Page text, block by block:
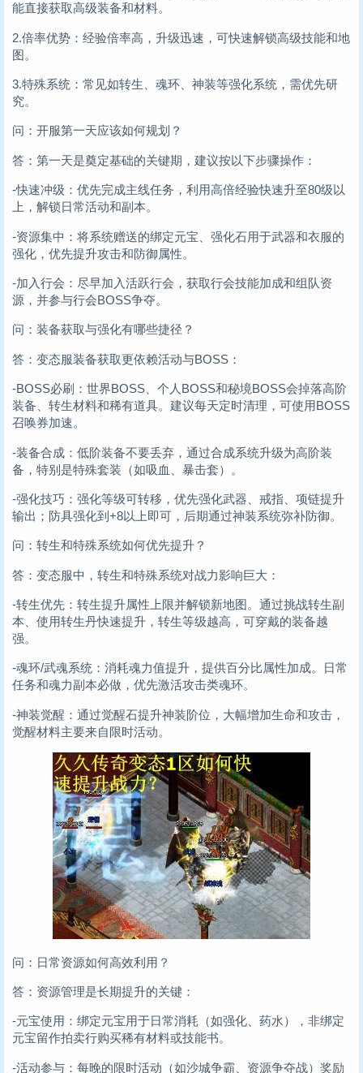
能直接获取高级装备和材料。
2.倍率优势：经验倍率高，升级迅速，可快速解锁高级技能和地
图。
3.特殊系统：常见如转生、魂环、神装等强化系统，需优先研
究。
问：开服第一天应该如何规划？
答：第一天是奠定基础的关键期，建议按以下步骤操作：
-快速冲级：优先完成主线任务，利用高倍经验快速升至80级以
上，解锁日常活动和副本。
-资源集中：将系统赠送的绑定元宝、强化石用于武器和衣服的
强化，优先提升攻击和防御属性。
-加入行会：尽早加入活跃行会，获取行会技能加成和组队资
源，并参与行会BOSS争夺。
问：装备获取与强化有哪些捷径？
答：变态服装备获取更依赖活动与BOSS：
-BOSS必刷：世界BOSS、个人BOSS和秘境BOSS会掉落高阶
装备、转生材料和稀有道具。建议每天定时清理，可使用BOSS
召唤券加速。
-装备合成：低阶装备不要丢弃，通过合成系统升级为高阶装
备，特别是特殊套装（如吸血、暴击套）。
-强化技巧：强化等级可转移，优先强化武器、戒指、项链提升
输出；防具强化到+8以上即可，后期通过神装系统弥补防御。
问：转生和特殊系统如何优先提升？
答：变态服中，转生和特殊系统对战力影响巨大：
-转生优先：转生提升属性上限并解锁新地图。通过挑战转生副
本、使用转生丹快速提升，转生等级越高，可穿戴的装备越
强。
-魂环/武魂系统：消耗魂力值提升，提供百分比属性加成。日常
任务和魂力副本必做，优先激活攻击类魂环。
-神装觉醒：通过觉醒石提升神装阶位，大幅增加生命和攻击，
觉醒材料主要来自限时活动。
问：日常资源如何高效利用？
答：资源管理是长期提升的关键：
-元宝使用：绑定元宝用于日常消耗（如强化、药水），非绑定
元宝留作拍卖行购买稀有材料或技能书。
-活动参与：每晚的限时活动（如沙城争霸、资源争夺战）奖励